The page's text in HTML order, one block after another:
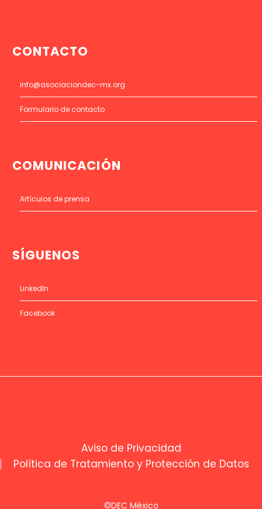
CONTACTO
info@asociaciondec-mx.org
Formulario de contacto
COMUNICACIÓN
Artículos de prensa
SÍGUENOS
LinkedIn
Facebook
Aviso de Privacidad
Política de Tratamiento y Protección de Datos
©DEC México